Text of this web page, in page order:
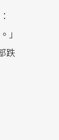
」
跌